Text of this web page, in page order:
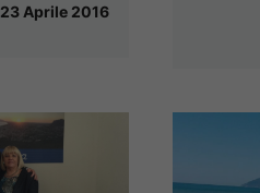
23 Aprile 2016